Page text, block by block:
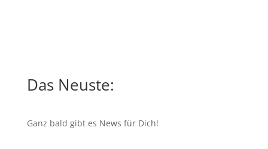
Das Neuste:
Ganz bald gibt es News für Dich!